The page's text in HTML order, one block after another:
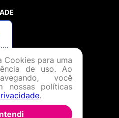
Cookies para uma
de uso. Ao
você
nossas políticas
.